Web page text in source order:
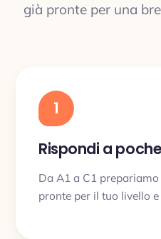
già pronte per una
1
Rispondi a
Da A1 a C1
pronte per il tuo livello